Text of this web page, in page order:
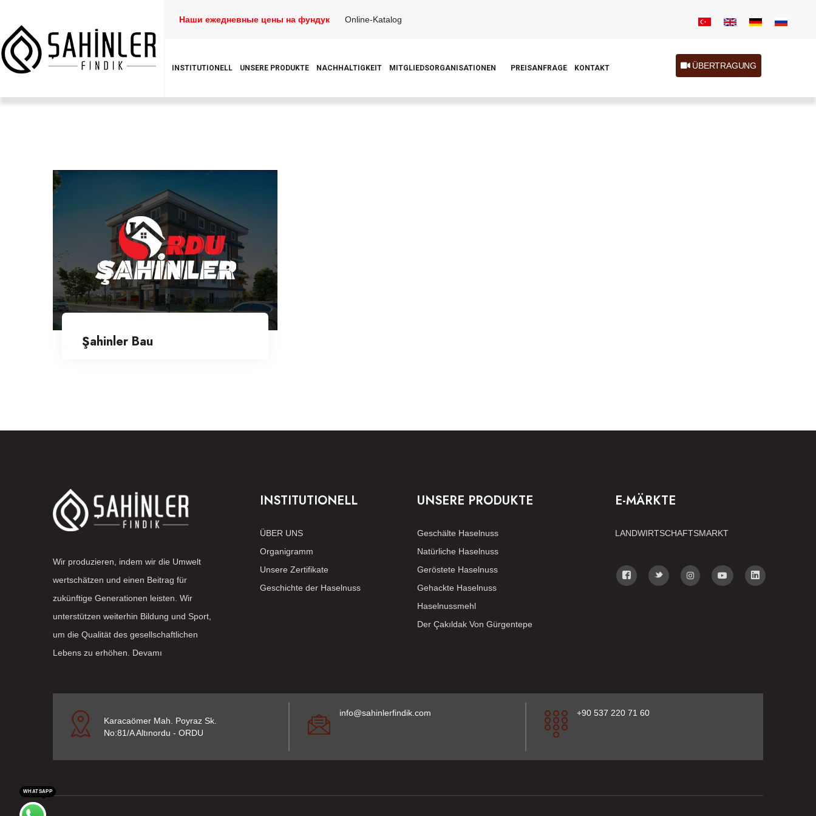
Наши ежедневные цены на фундук Online-Katalog
INSTITUTIONELL UNSERE PRODUKTE NACHHALTIGKEIT MITGLIEDSORGANISATIONEN PREISANFRAGE KONTAKT ÜBERTRAGUNG
Şahinler Bau
Wir produzieren, indem wir die Umwelt
wertschätzen und einen Beitrag für
zukünftige Generationen leisten. Wir
unterstützen weiterhin Bildung und Sport,
um die Qualität des gesellschaftlichen
Lebens zu erhöhen. Devamı
INSTITUTIONELL
ÜBER UNS
Organigramm
Unsere Zertifikate
Geschichte der Haselnuss
UNSERE PRODUKTE
Geschälte Haselnuss
Natürliche Haselnuss
Geröstete Haselnuss
Gehackte Haselnuss
Haselnussmehl
Der Çakıldak Von Gürgentepe
E-MÄRKTE
LANDWIRTSCHAFTSMARKT
Karacaömer Mah. Poyraz Sk.
No:81/A Altınordu - ORDU
info@sahinlerfindik.com +90 537 220 71 60
WHATSAPP